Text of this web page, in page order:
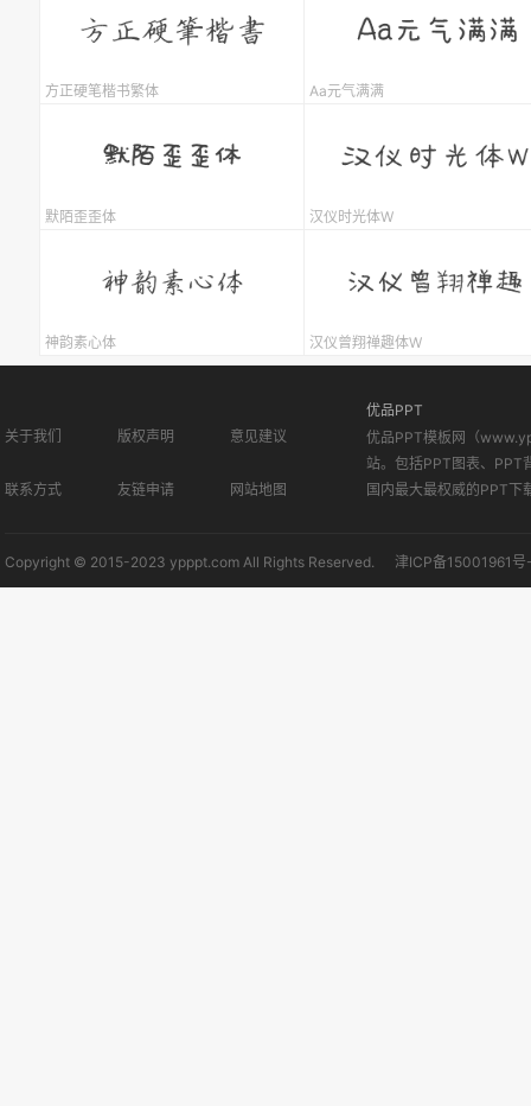
方正硬笔楷书繁体 Aa元气满满
默陌歪歪体 汉仪时光体W
神韵素心体 汉仪曾翔禅趣体W
关于我们 版权声明 意见建议
联系方式 友链申请 网站地图
优品PPT
优品PPT模板网（
站。包括PPT图表、PPT
国内最大最权威的PPT下
Copyright © 2015-2023 ypppt.com All Rights Reserved. 津ICP备15001961号